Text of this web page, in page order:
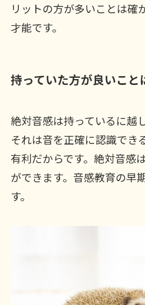
リットの方が多いことは確
才能です。
持っていた方が良いこと
絶対音感は持っているに越
それは音を正確に認識でき
有利だからです。絶対音感
ができます。音感教育の早
す。